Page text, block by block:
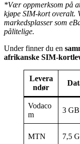
*Vær oppmerksom på
kjøpe SIM-kort overalt.
markedsplasser som
pålitelige.
Under finner du en
afrikanske SIM-
Levera
ndør
Vodaco
m
3 GB
MTN 7,5